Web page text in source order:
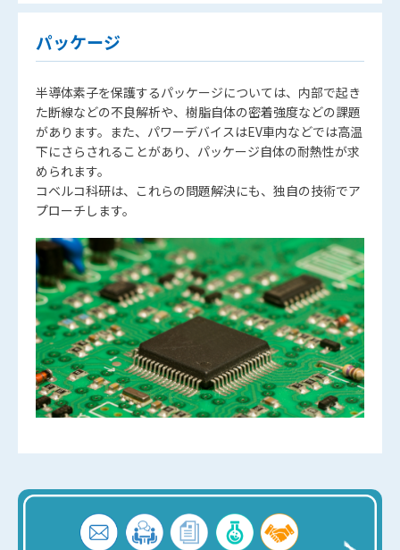
パッケージ
半導体素子を保護するパッケージについては、内部で起き
た断線などの不良解析や、樹脂自体の密着強度などの課題
があります。また、パワーデバイスはEV車内などでは高温
下にさらされることがあり、パッケージ自体の耐熱性が求
められます。
コベルコ科研は、これらの問題解決にも、独自の技術でア
プローチします。